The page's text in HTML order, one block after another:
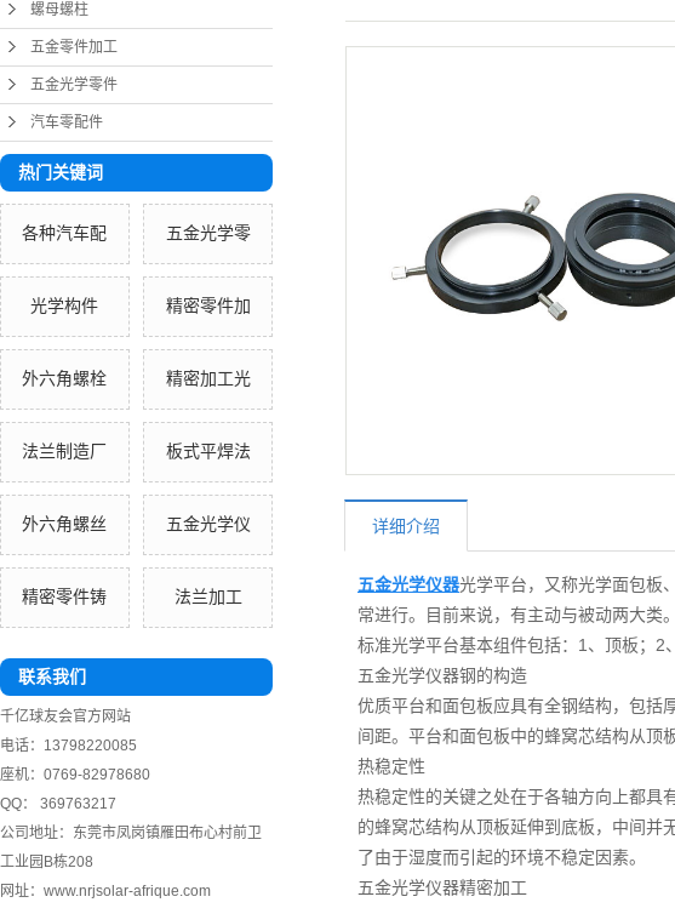
螺母螺柱
五金零件加工
五金光学零件
汽车零配件
热门关键词
各种汽车配 五金光学零
光学构件 精密零件加
外六角螺栓 精密加工光
法兰制造厂 板式平焊法
外六角螺丝 五金光学仪
精密零件铸 法兰加工
联系我们
千亿球友会官方网站
电话：13798220085
座机：0769-82978680
QQ： 369763217
公司地址：东莞市凤岗镇雁田布心村前卫
工业园B栋208
网址：www.nrjsolar-afrique.com
详细介绍
五金光学仪器光学平台，又称光学面包板
常进行。目前来说，有主动与被动两大类
标准光学平台基本组件包括：1、顶板；2
五金光学仪器钢的构造
优质平台和面包板应具有全钢结构，包括
间距。平台和面包板中的蜂窝芯结构从顶
热稳定性
热稳定性的关键之处在于各轴方向上都具
的蜂窝芯结构从顶板延伸到底板，中间并
了由于湿度而引起的环境不稳定因素。
五金光学仪器精密加工